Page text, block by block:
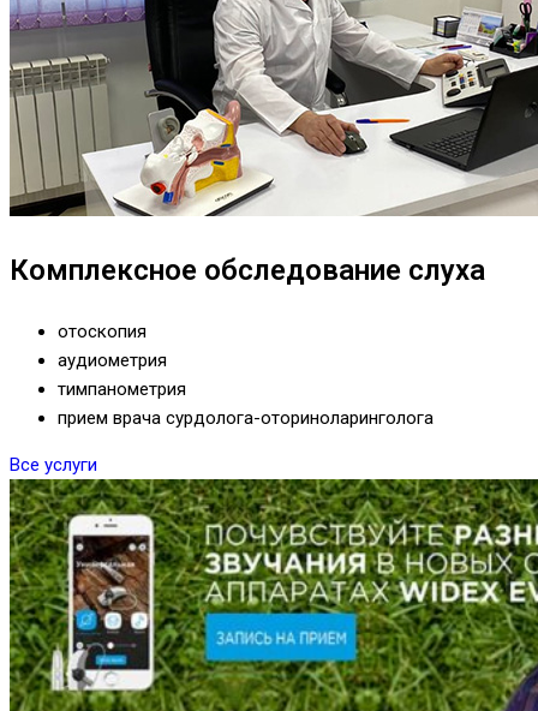
Комплексное обследование слуха
отоскопия
аудиометрия
тимпанометрия
прием врача сурдолога-оториноларинголога
Все услуги